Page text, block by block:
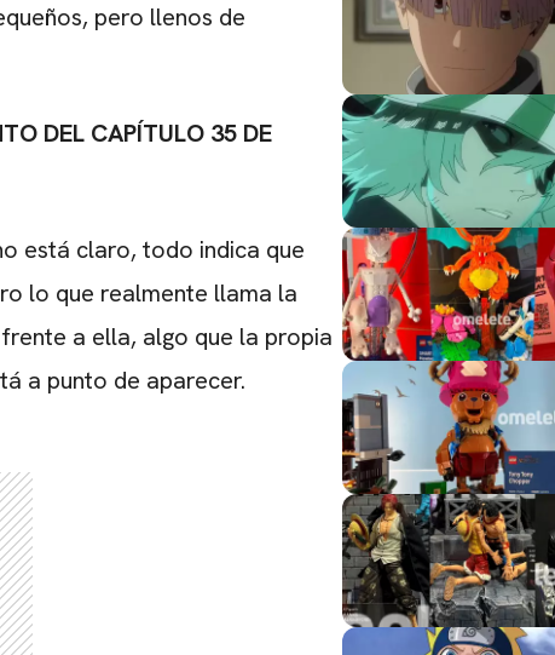
pero llenos de
DEL CAPÍTULO 35 DE
está claro, todo indica que
lo que realmente llama la
a ella, algo que la propia
a punto de aparecer.